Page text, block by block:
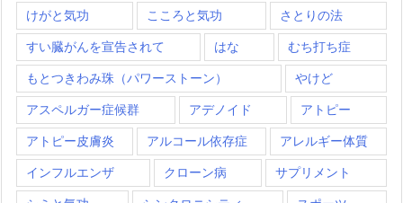
けがと気功 こころと気功 さとりの法
すい臓がんを宣告されて はな むち打ち症
もとつきわみ珠（パワーストーン） やけど
アスペルガー症候群 アデノイド アトピー
アトピー皮膚炎 アルコール依存症 アレルギー体質
インフルエンザ クローン病 サプリメント